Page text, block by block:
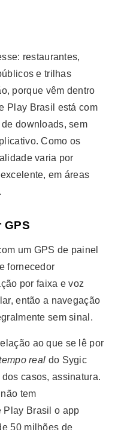
restaurantes,
e trilhas
porque vêm dentro
Play Brasil está com
downloads, sem
Como os
varia por
em áreas
GPS
um GPS de painel
fornecedor
por faixa e voz
então a navegação
sem sinal.
ao que se lê por
real do Sygic
casos, assinatura.
tem
Play Brasil o app
50 milhões de